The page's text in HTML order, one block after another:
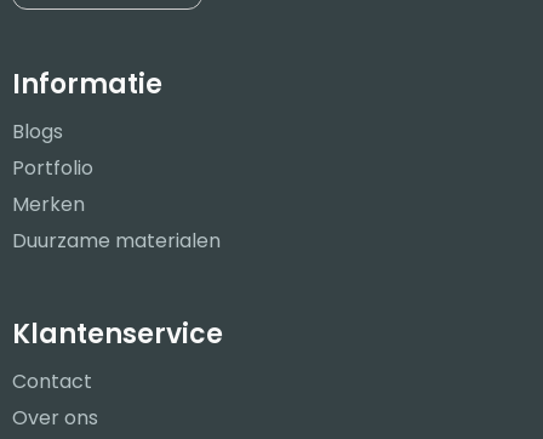
Informatie
Blogs
Portfolio
Merken
Duurzame materialen
Klantenservice
Contact
Over ons